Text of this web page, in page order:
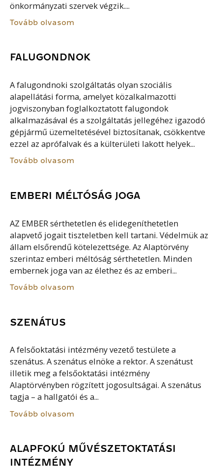
önkormányzati szervek végzik....
Tovább olvasom
FALUGONDNOK
A falugondnoki szolgáltatás olyan szociális
alapellátási forma, amelyet közalkalmazotti
jogviszonyban foglalkoztatott falugondok
alkalmazásával és a szolgáltatás jellegéhez igazodó
gépjármű üzemeltetésével biztosítanak, csökkentve
ezzel az aprófalvak és a külterületi lakott helyek...
Tovább olvasom
EMBERI MÉLTÓSÁG JOGA
AZ EMBER sérthetetlen és elidegeníthetetlen
alapvető jogait tiszteletben kell tartani. Védelmük az
állam elsőrendű kötelezettsége. Az Alaptörvény
szerintaz emberi méltóság sérthetetlen. Minden
embernek joga van az élethez és az emberi...
Tovább olvasom
SZENÁTUS
A felsőoktatási intézmény vezető testülete a
szenátus. A szenátus elnöke a rektor. A szenátust
illetik meg a felsőoktatási intézmény
Alaptörvényben rögzített jogosultságai. A szenátus
tagja – a hallgatói és a...
Tovább olvasom
ALAPFOKÚ MŰVÉSZETOKTATÁSI
INTÉZMÉNY